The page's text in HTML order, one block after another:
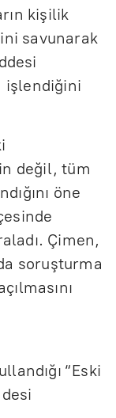
kişilik
savunarak
işlendiğini
değil, tüm
öne
Çimen,
soruşturma
“Eski